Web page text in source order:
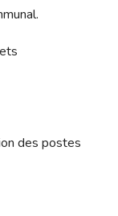
des postes